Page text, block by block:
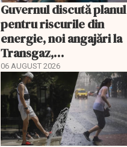
Guvernul discută planul
pentru riscurile din
energie, noi angajări la
Transgaz,
Transelectrica și
Hidroelectrica și
programul pentru di
06 AUGUST 2026